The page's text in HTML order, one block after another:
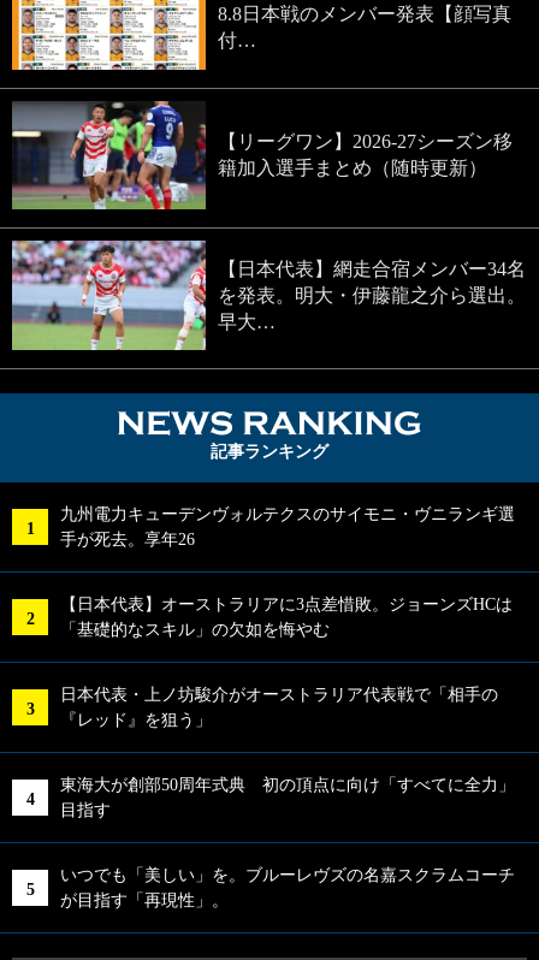
8.8日本戦のメンバー発表【顔写真
付…
【リーグワン】2026-27シーズン移
籍加入選手まとめ（随時更新）
【日本代表】網走合宿メンバー34名
を発表。明大・伊藤龍之介ら選出。
早大…
記事ランキング
九州電力キューデンヴォルテクスのサイモニ・ヴニランギ選
手が死去。享年26
【日本代表】オーストラリアに3点差惜敗。ジョーンズHCは
「基礎的なスキル」の欠如を悔やむ
日本代表・上ノ坊駿介がオーストラリア代表戦で「相手の
『レッド』を狙う」
東海大が創部50周年式典 初の頂点に向け「すべてに全力」
目指す
いつでも「美しい」を。ブルーレヴズの名嘉スクラムコーチ
が目指す「再現性」。